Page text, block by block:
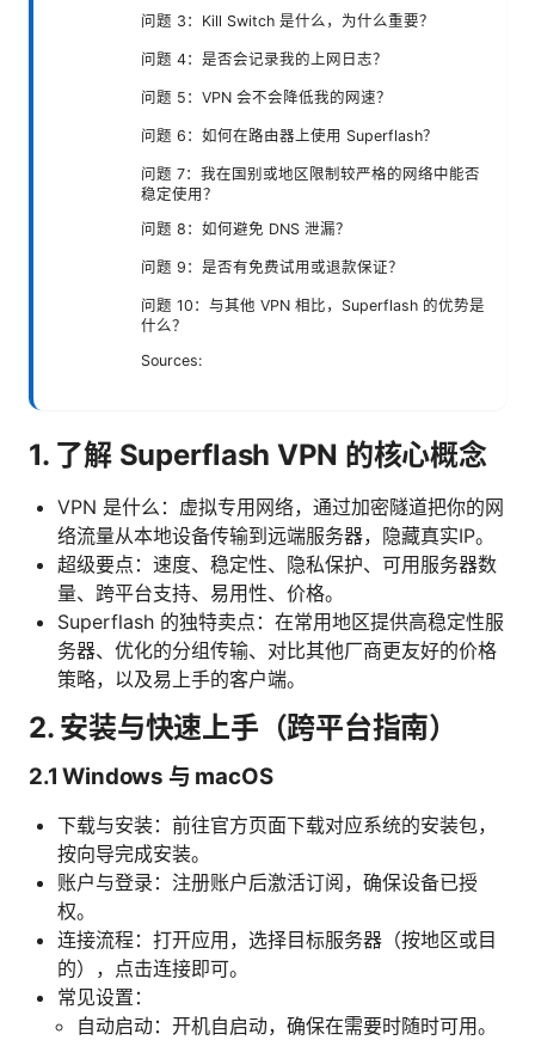
问题 3：Kill Switch 是什么，为什么重要？
问题 4：是否会记录我的上网日志？
问题 5：VPN 会不会降低我的网速？
问题 6：如何在路由器上使用 Superflash？
问题 7：我在国别或地区限制较严格的网络中能否
稳定使用？
问题 8：如何避免 DNS 泄漏？
问题 9：是否有免费试用或退款保证？
问题 10：与其他 VPN 相比，Superflash 的优势是
什么？
Sources:
1. 了解 Superflash VPN 的核心概念
VPN 是什么：虚拟专用网络，通过加密隧道把你的网
络流量从本地设备传输到远端服务器，隐藏真实IP。
超级要点：速度、稳定性、隐私保护、可用服务器数
量、跨平台支持、易用性、价格。
Superflash 的独特卖点：在常用地区提供高稳定性服
务器、优化的分组传输、对比其他厂商更友好的价格
策略，以及易上手的客户端。
2. 安装与快速上手（跨平台指南）
2.1 Windows 与 macOS
下载与安装：前往官方页面下载对应系统的安装包，
按向导完成安装。
账户与登录：注册账户后激活订阅，确保设备已授
权。
连接流程：打开应用，选择目标服务器（按地区或目
的），点击连接即可。
常见设置：
自动启动：开机自启动，确保在需要时随时可用。